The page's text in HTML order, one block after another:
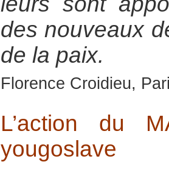
des nouveaux
de la paix.
Florence Croidieu,
L’action du
yougoslave